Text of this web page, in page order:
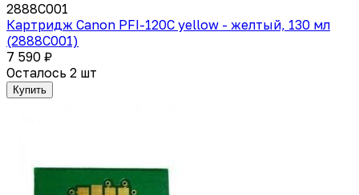
2888C001
Картридж Canon PFI-120C yellow - желтый, 130 мл
(2888C001)
7 590 ₽
Осталось 2 шт
Купить